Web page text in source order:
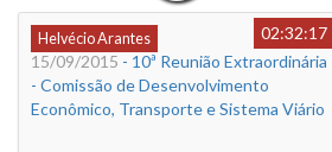
Helvécio Arantes
02:32:17
15/09/2015 - 10ª Reunião Extraordinária
- Comissão de Desenvolvimento
Econômico, Transporte e Sistema Viário